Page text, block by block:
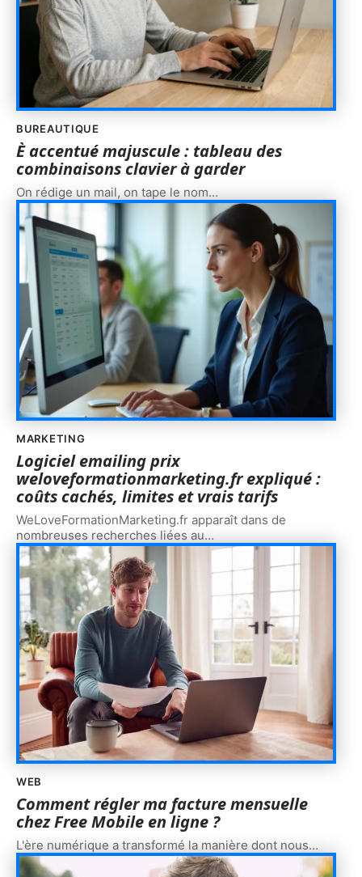
BUREAUTIQUE
È accentué majuscule : tableau des
combinaisons clavier à garder
On rédige un mail, on tape le nom…
MARKETING
Logiciel emailing prix
weloveformationmarketing.fr expliqué :
coûts cachés, limites et vrais tarifs
WeLoveFormationMarketing.fr apparaît dans de
nombreuses recherches liées au…
WEB
Comment régler ma facture mensuelle
chez Free Mobile en ligne ?
L'ère numérique a transformé la manière dont nous…